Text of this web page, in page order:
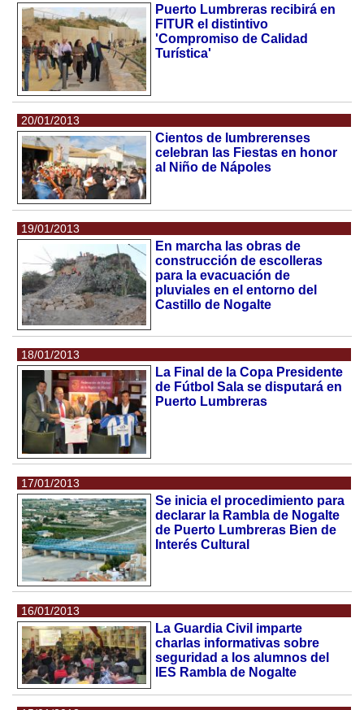
Puerto Lumbreras recibirá en
FITUR el distintivo
'Compromiso de Calidad
Turística'
20/01/2013
Cientos de lumbrerenses
celebran las Fiestas en honor
al Niño de Nápoles
19/01/2013
En marcha las obras de
construcción de escolleras
para la evacuación de
pluviales en el entorno del
Castillo de Nogalte
18/01/2013
La Final de la Copa Presidente
de Fútbol Sala se disputará en
Puerto Lumbreras
17/01/2013
Se inicia el procedimiento para
declarar la Rambla de Nogalte
de Puerto Lumbreras Bien de
Interés Cultural
16/01/2013
La Guardia Civil imparte
charlas informativas sobre
seguridad a los alumnos del
IES Rambla de Nogalte